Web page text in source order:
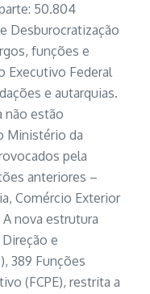
50.804
Desburocratização
funções e
Executivo Federal
e autarquias.
não estão
Ministério da
pela
anteriores –
Comércio Exterior
nova estrutura
e
389 Funções
(FCPE), restrita a